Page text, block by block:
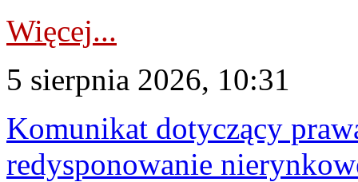
Więcej...
5 sierpnia 2026, 10:31
Komunikat dotyczący
redysponowanie